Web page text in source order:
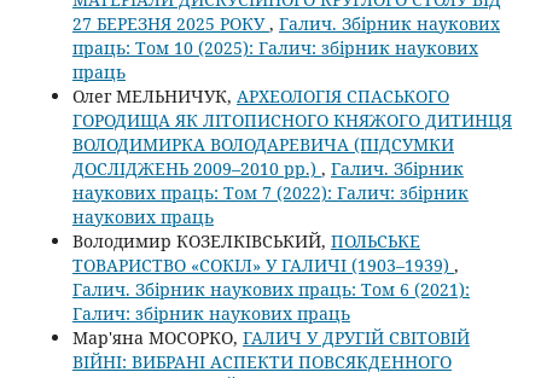
27 БЕРЕЗНЯ 2025 РОКУ, Галич. Збірник наукових
праць: Том 10 (2025): Галич: збірник наукових
праць
Олег МЕЛЬНИЧУК, АРХЕОЛОГІЯ СПАСЬКОГО
ГОРОДИЩА ЯК ЛІТОПИСНОГО КНЯЖОГО ДИТИНЦЯ
ВОЛОДИМИРКА ВОЛОДАРЕВИЧА (ПІДСУМКИ
ДОСЛІДЖЕНЬ 2009–2010 рр.) , Галич. Збірник
наукових праць: Том 7 (2022): Галич: збірник
наукових праць
Володимир КОЗЕЛКІВСЬКИЙ, ПОЛЬСЬКЕ
ТОВАРИСТВО «СОКІЛ» У ГАЛИЧІ (1903–1939) ,
Галич. Збірник наукових праць: Том 6 (2021):
Галич: збірник наукових праць
Мар'яна МОСОРКО, ГАЛИЧ У ДРУГІЙ СВІТОВІЙ
ВІЙНІ: ВИБРАНІ АСПЕКТИ ПОВСЯКДЕННОГО